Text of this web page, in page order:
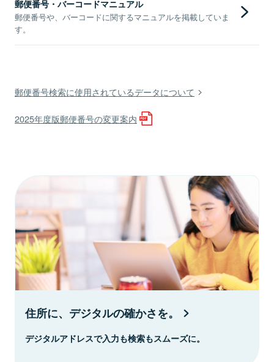
郵便番号・バーコードマニュアル
郵便番号や、バーコードに関するマニュアルを掲載していま
す。
郵便番号検索に使用されているデータについて
2025年度版郵便番号の変更案内
住所に、デジタルの確かさを。
デジタルアドレスで入力も検索もスムーズに。